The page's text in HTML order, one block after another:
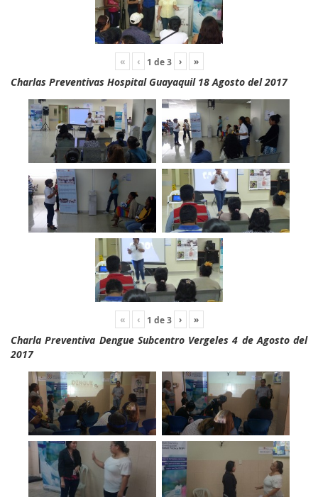
« ‹ 1 de3 › »
Charlas Preventivas Hospital Guayaquil 18 Agosto del 2017
« ‹ 1 de3 › »
Charla Preventiva Dengue Subcentro Vergeles 4 de Agosto del
2017